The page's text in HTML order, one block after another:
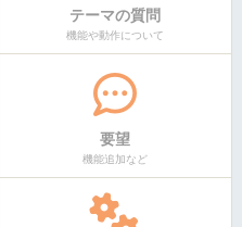
テーマの質問
機能や動作について
要望
機能追加など